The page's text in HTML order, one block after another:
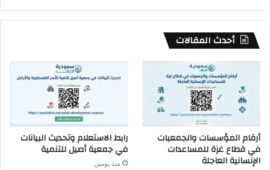
أحدث المقالات
أرقام المؤسسات والجمعيات
في قطاع غزة للمساعدات
الإنسانية العاجلة
رابط الاستعلام وتحديث البيانات
في جمعية أصيل للتنمية
منذ يومين